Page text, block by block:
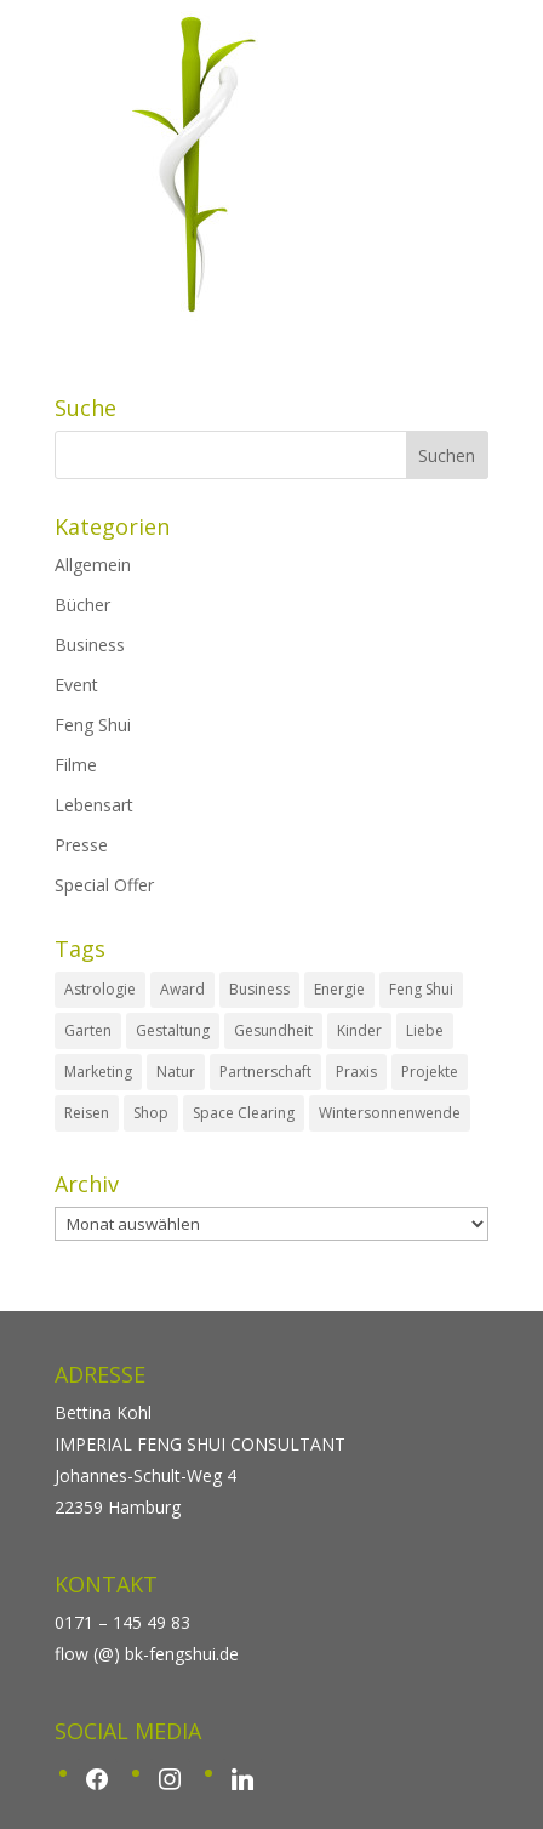
Suche
Kategorien
Allgemein
Bücher
Business
Event
Feng Shui
Filme
Lebensart
Presse
Special Offer
Tags
Astrologie Award Business Energie
Feng Shui
Garten
Gestaltung Gesundheit Kinder
Liebe
Marketing
Natur Partnerschaft Praxis
Projekte
Reisen
Shop Space Clearing Wintersonnenwende
Archiv
Archiv
ADRESSE
Bettina Kohl
IMPERIAL FENG SHUI CONSULTANT
Johannes-Schult-Weg 4
22359 Hamburg
KONTAKT
0171 – 145 49 83
flow (@) bk-fengshui.de
SOCIAL MEDIA
facebook instagram linkedin